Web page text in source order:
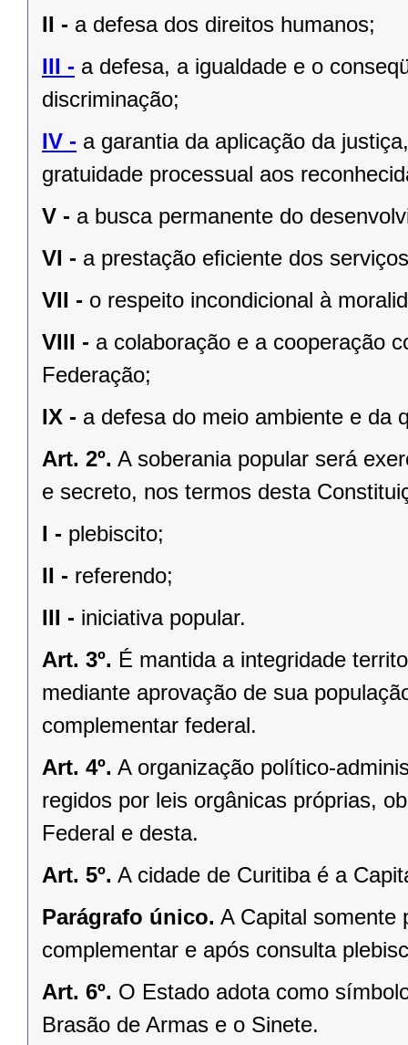
II - a defesa dos direitos humanos;
III - a defesa, a igualdade e o
discriminação;
IV - a garantia da aplicação da
gratuidade processual aos
V - a busca permanente do
VI - a prestação eﬁciente dos
VII - o respeito incondicional à
VIII - a colaboração e a cooperação
Federação;
IX - a defesa do meio ambiente e da
Art. 2º. A soberania popular será
e secreto, nos termos desta
I - plebiscito;
II - referendo;
III - iniciativa popular.
Art. 3º. É mantida a integridade
mediante aprovação de sua
complementar federal.
Art. 4º. A organização político-
regidos por leis orgânicas próprias,
Federal e desta.
Art. 5º. A cidade de Curitiba é a
Parágrafo único. A Capital somente
complementar e após consulta
Art. 6º. O Estado adota como
Brasão de Armas e o Sinete.